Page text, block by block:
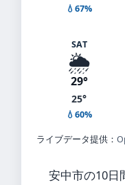
💧67%
SAT
🌦️
29°
25°
💧60%
ライブデータ提供：
安中市の10日